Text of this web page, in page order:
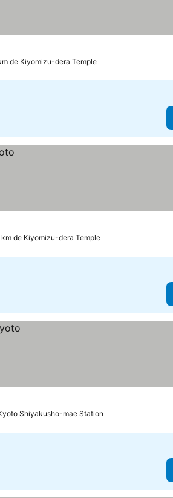
de Kiyomizu-dera Temple
km de Kiyomizu-dera Temple
Shiyakusho-mae Station